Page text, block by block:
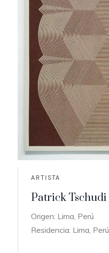
ARTISTA
Patrick Tschudi
Origen: Lima, Perú
Residencia: Lima, Perú